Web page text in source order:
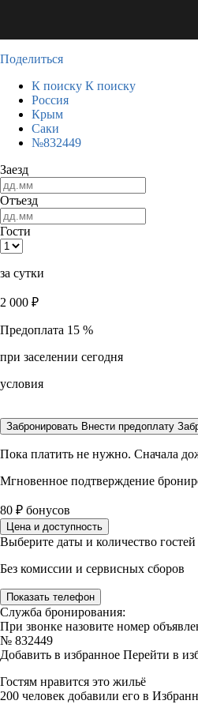
Поделиться
К поиску К поиску
Россия
Крым
Саки
№832449
Заезд
Отъезд
Гости
за сутки
2 000 ₽
Предоплата 15 %
при заселении сегодня
условия
Забронировать Внести предоплату
Пока платить не нужно. Сначала
Мгновенное подтверждение
80 ₽ бонусов
Цена и доступность
Выберите даты и количество
Без комиссии и сервисных сборов
Показать телефон
Служба бронирования:
При звонке назовите номер
№ 832449
Добавить в избранное Перейти в
Гостям нравится это жильё
200 человек добавили его в